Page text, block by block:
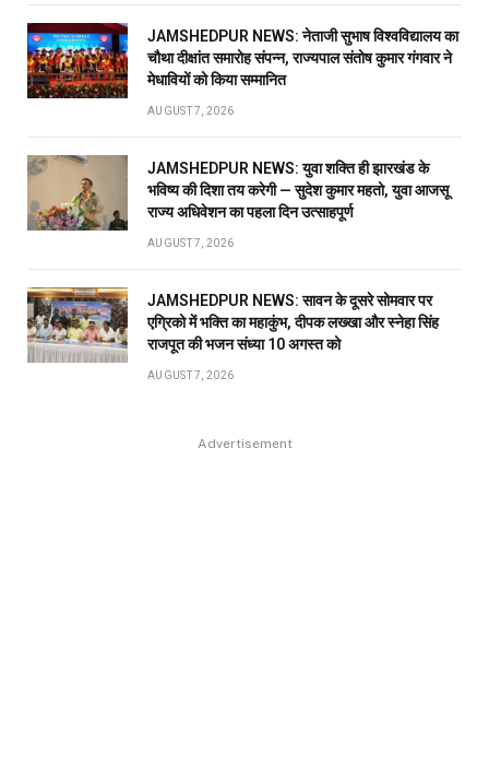
JAMSHEDPUR NEWS: नेताजी सुभाष विश्वविद्यालय का
चौथा दीक्षांत समारोह संपन्न, राज्यपाल संतोष कुमार गंगवार ने
मेधावियों को किया सम्मानित
AUGUST 7, 2026
JAMSHEDPUR NEWS: युवा शक्ति ही झारखंड के
भविष्य की दिशा तय करेगी — सुदेश कुमार महतो, युवा आजसू
राज्य अधिवेशन का पहला दिन उत्साहपूर्ण
AUGUST 7, 2026
JAMSHEDPUR NEWS: सावन के दूसरे सोमवार पर
एग्रिको में भक्ति का महाकुंभ, दीपक लख्खा और स्नेहा सिंह
राजपूत की भजन संध्या 10 अगस्त को
AUGUST 7, 2026
Advertisement